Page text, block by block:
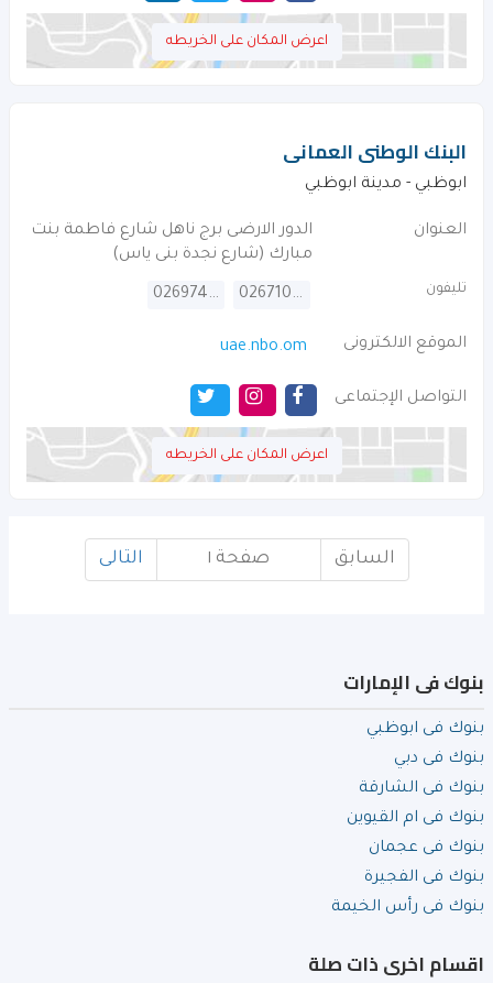
اعرض المكان على الخريطه
البنك الوطنى العمانى
ابوظبي - مدينة ابوظبي
العنوان
الدور الارضى برج ناهل شارع فاطمة بنت
مبارك (شارع نجدة بنى ياس)
تليفون 026710555
026974000
الموقع الالكترونى uae.nbo.om
التواصل الإجتماعى
اعرض المكان على الخريطه
السابق صفحة ١ التالى
بنوك فى الإمارات
بنوك فى ابوظبي
بنوك فى دبي
بنوك فى الشارقة
بنوك فى ام القيوين
بنوك فى عجمان
بنوك فى الفجيرة
بنوك فى رأس الخيمة
اقسام اخرى ذات صلة